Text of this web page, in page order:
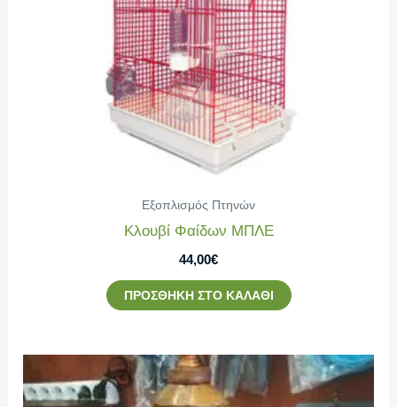
Εξοπλισμός Πτηνών
Κλουβί Φαίδων ΜΠΛΕ
44,00€
ΠΡΟΣΘΉΚΗ ΣΤΟ ΚΑΛΆΘΙ